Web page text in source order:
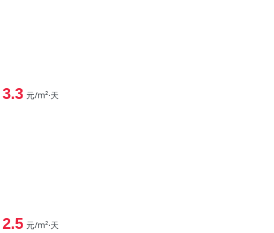
3.3 元/m²⋅天
2.5 元/m²⋅天